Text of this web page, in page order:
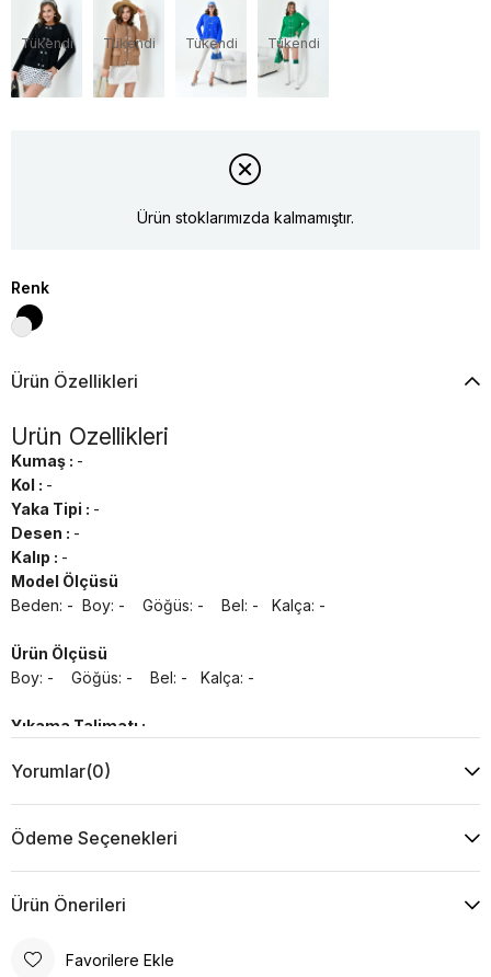
Tükendi Tükendi Tükendi Tükendi
Ürün stoklarımızda kalmamıştır.
Renk
Ürün Özellikleri
Ürün Özellikleri
Kumaş : -
Kol : -
Yaka Tipi : -
Desen : -
Kalıp : -
Model Ölçüsü
Beden: - Boy: - Göğüs: - Bel: - Kalça: -
Ürün Ölçüsü
Boy: - Göğüs: - Bel: - Kalça: -
Yıkama Talimatı :
Kurutma Makinesinde Kurutulamaz
Düşük Isıda Ütüleme Yapınız
Çamaşır Suyu Kullanmayınız
Yorumlar(0)
Ödeme Seçenekleri
Ürün Önerileri
Favorilere Ekle